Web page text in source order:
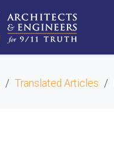
Translated Articles